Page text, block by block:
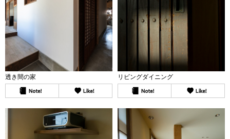
透き間の家 リビングダイニング